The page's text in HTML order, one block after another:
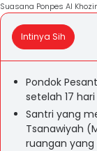
Suasana Ponpes Al
Intinya Sih
Pondok
setelah 17
Santri yang
Tsanawiyah
ruangan yang